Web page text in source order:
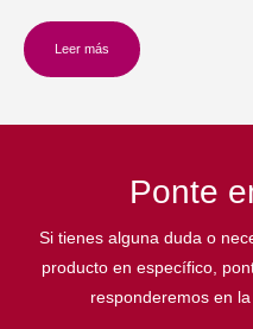
Leer más
Ponte
Si tienes alguna duda o
producto en específico,
responderemos en